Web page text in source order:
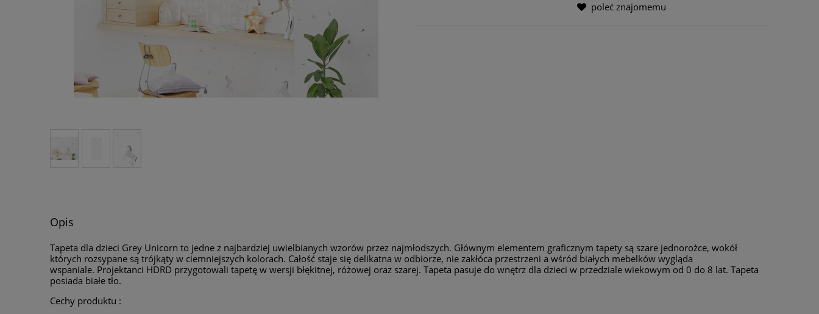
poleć znajomemu
Opis
Tapeta dla dzieci Grey Unicorn to jedne z najbardziej uwielbianych wzorów przez najmłodszych. Głównym elementem graficznym tapety są szare jednorożce, wokół
których rozsypane są trójkąty w ciemniejszych kolorach. Całość staje się delikatna w odbiorze, nie zakłóca przestrzeni a wśród białych mebelków wygląda
wspaniale. Projektanci HDRD przygotowali tapetę w wersji błękitnej, różowej oraz szarej. Tapeta pasuje do wnętrz dla dzieci w przedziale wiekowym od 0 do 8 lat. Tapeta
posiada białe tło.
Cechy produktu :